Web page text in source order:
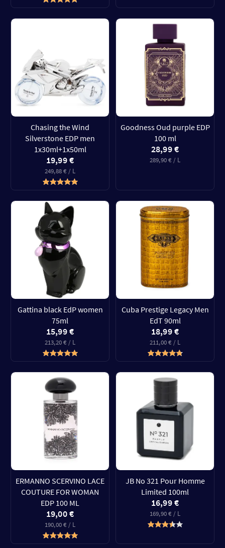
Chasing the Wind
Silverstone EDP men
1x30ml+1x50ml
19,99 €
249,88 € / L
Goodness Oud purple EDP
100 ml
28,99 €
289,90 € / L
Gattina black EdP women
75ml
15,99 €
213,20 € / L
Cuba Prestige Legacy Men
EdT 90ml
18,99 €
211,00 € / L
ERMANNO SCERVINO LACE
COUTURE FOR WOMAN
EDP 100 ML
19,00 €
190,00 € / L
JB No 321 Pour Homme
Limited 100ml
16,99 €
169,90 € / L